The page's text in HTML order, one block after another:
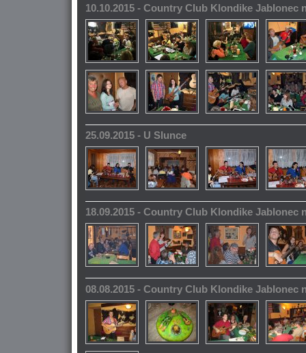
10.10.2015 - Country Club Klondike Jablonec
25.09.2015 - U Slunce
18.09.2015 - Country Club Klondike Jablonec
08.08.2015 - Country Club Klondike Jablonec